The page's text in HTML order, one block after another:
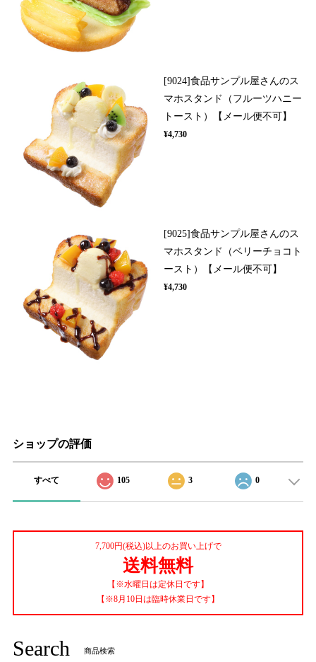
[9024]食品サンプル屋さんのス
マホスタンド（フルーツハニー
トースト）【メール便不可】
¥4,730
[9025]食品サンプル屋さんのス
マホスタンド（ベリーチョコト
ースト）【メール便不可】
¥4,730
ショップの評価
すべて 105 3 0
7,700円(税込)以上のお買い上げで
送料無料
【※水曜日は定休日です】
【※8月10日は臨時休業日です】
Search 商品検索